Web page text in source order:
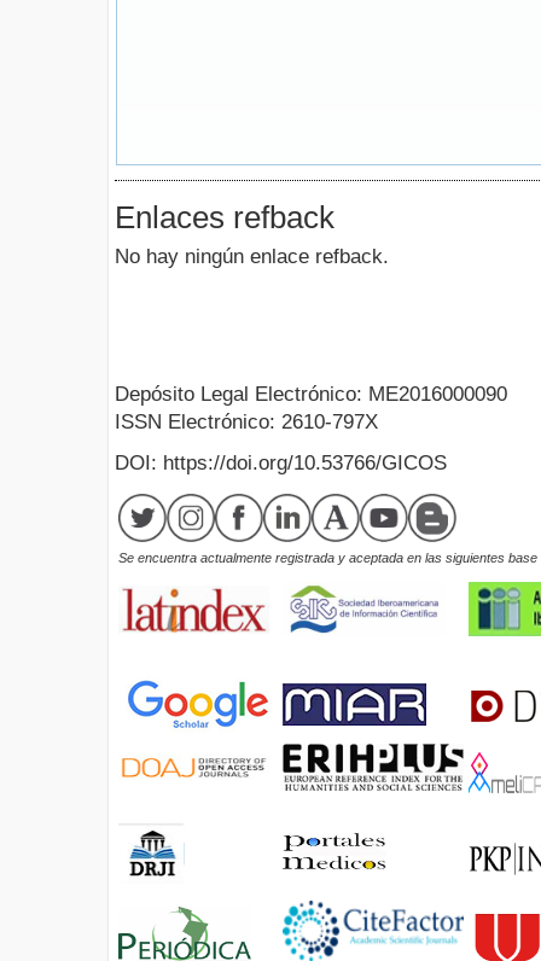
Enlaces refback
No hay ningún enlace refback.
Depósito Legal Electrónico: ME2016000090
ISSN Electrónico: 2610-797X
DOI: https://doi.org/10.53766/GICOS
Se encuentra actualmente registrada y aceptada en las siguientes